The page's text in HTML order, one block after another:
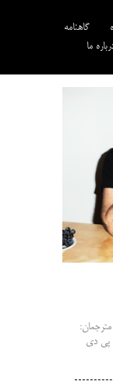
گاهنامه
ما
پی دی